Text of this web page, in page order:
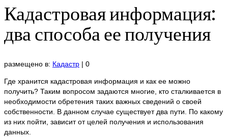
Кадастровая информация:
два способа ее получения
размещено в: Кадастр | 0
Где хранится кадастровая информация и как ее можно
получить? Таким вопросом задаются многие, кто сталкивается в
необходимости обретения таких важных сведений о своей
собственности. В данном случае существует два пути. По какому
из них пойти, зависит от целей получения и использования
данных.